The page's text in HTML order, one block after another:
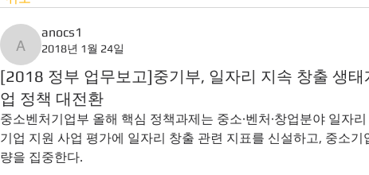
anocs1
anocs1
2018년 1월 24일
[2018 정부 업무보고]중기부, 일자리 지속 창출 생태
업 정책 대전환
중소벤처기업부 올해 핵심 정책과제는 중소·벤처·창업분야 일자
기업 지원 사업 평가에 일자리 창출 관련 지표를 신설하고, 중소기
량을 집중한다.